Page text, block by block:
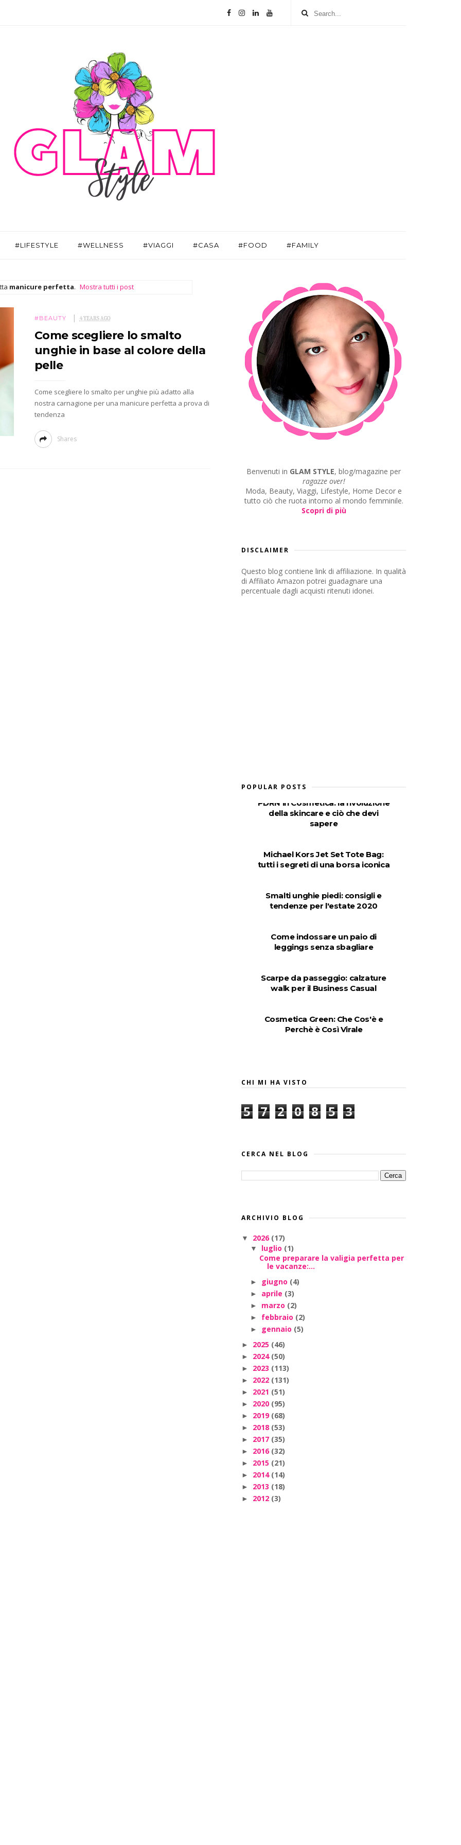
#LIFESTYLE #WELLNESS #VIAGGI #CASA #FOOD #FAMILY
manicure perfetta. Mostra tutti i post
#BEAUTY 4 YEARS AGO
Come scegliere lo smalto
unghie in base al colore della
pelle
Come scegliere lo smalto per unghie più adatto alla
nostra carnagione per una manicure perfetta a prova di
tendenza
Shares
Benvenuti in GLAM STYLE, blog/magazine per
ragazze over!
Moda, Beauty, Viaggi, Lifestyle, Home Decor e
tutto ciò che ruota intorno al mondo femminile.
Scopri di più
DISCLAIMER
Questo blog contiene link di affiliazione. In qualità
di Affiliato Amazon potrei guadagnare una
percentuale dagli acquisti ritenuti idonei.
POPULAR POSTS
PDRN in Cosmetica: la rivoluzione
della skincare e ciò che devi
sapere
Michael Kors Jet Set Tote Bag:
tutti i segreti di una borsa iconica
Smalti unghie piedi: consigli e
tendenze per l'estate 2020
Come indossare un paio di
leggings senza sbagliare
Scarpe da passeggio: calzature
walk per il Business Casual
Cosmetica Green: Che Cos'è e
Perchè è Così Virale
CHI MI HA VISTO
5 7 2 0 8 5 3
CERCA NEL BLOG
ARCHIVIO BLOG
▼ 2026 (17)
▼ luglio (1)
Come preparare la valigia perfetta per
le vacanze:...
► giugno (4)
► aprile (3)
► marzo (2)
► febbraio (2)
► gennaio (5)
► 2025 (46)
► 2024 (50)
► 2023 (113)
► 2022 (131)
► 2021 (51)
► 2020 (95)
► 2019 (68)
► 2018 (53)
► 2017 (35)
► 2016 (32)
► 2015 (21)
► 2014 (14)
► 2013 (18)
► 2012 (3)